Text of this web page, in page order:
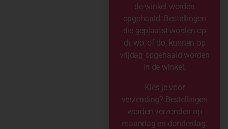
de winkel worden
opgehaald. Bestellingen
die geplaatst worden op
di, wo, of do, kunnen op
vrijdag opgehaald worden
in de winkel.
Kies je voor
verzending? Bestellingen
worden verzonden op
maandag en donderdag.